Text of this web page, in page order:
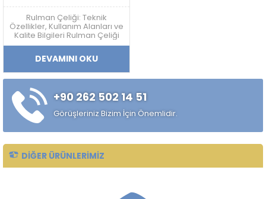
Rulman Çeliği: Teknik
Özellikler, Kullanım Alanları ve
Kalite Bilgileri Rulman Çeliği
Nedir? Rulman çeliği; yüksek
sertlik, aşınma dayanımı,
yorulma direnci ve boyutsal
kararlılık gerektiren
uygulamalarda kullanılan
yüksek karbonlu krom
alaşımlı özel çelik türüdür.
Özellikle rulman, bilya,
makaralı rulman elemanları,
DEVAMINI OKU
+90 262 502 14 51
Görüşleriniz Bizim İçin Önemlidir.
DIĞER ÜRÜNLERIMIZ